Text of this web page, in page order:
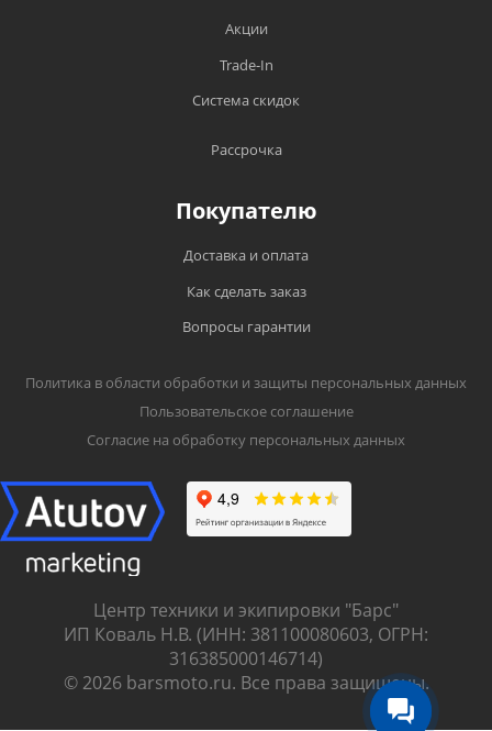
Акции
Trade-In
Система скидок
Рассрочка
Покупателю
Доставка и оплата
Как сделать заказ
Вопросы гарантии
Политика в области обработки и защиты персональных данных
Пользовательское соглашение
Согласие на обработку персональных данных
Центр техники и экипировки "Барс"
ИП Коваль Н.В. (ИНН: 381100080603, ОГРН:
316385000146714)
© 2026 barsmoto.ru. Все права защищены.